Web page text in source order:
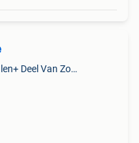
Houthalen+ Deel Van Zonhoven En Zolder